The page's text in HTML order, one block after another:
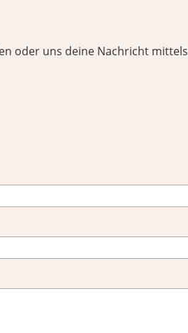
oder uns deine Nachricht mittels